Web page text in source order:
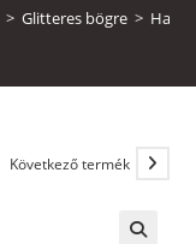
> Glitteres bögre >
Következő termék